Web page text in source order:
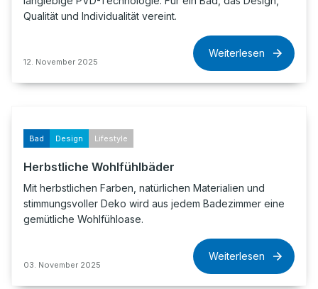
Qualität und Individualität vereint.
12. November 2025
Weiterlesen
Bad Design Lifestyle
Herbstliche Wohlfühlbäder
Mit herbstlichen Farben, natürlichen Materialien und
stimmungsvoller Deko wird aus jedem Badezimmer eine
gemütliche Wohlfühloase.
03. November 2025
Weiterlesen